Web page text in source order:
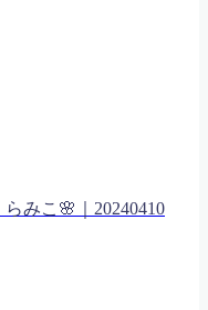
みこ🌸｜20240410